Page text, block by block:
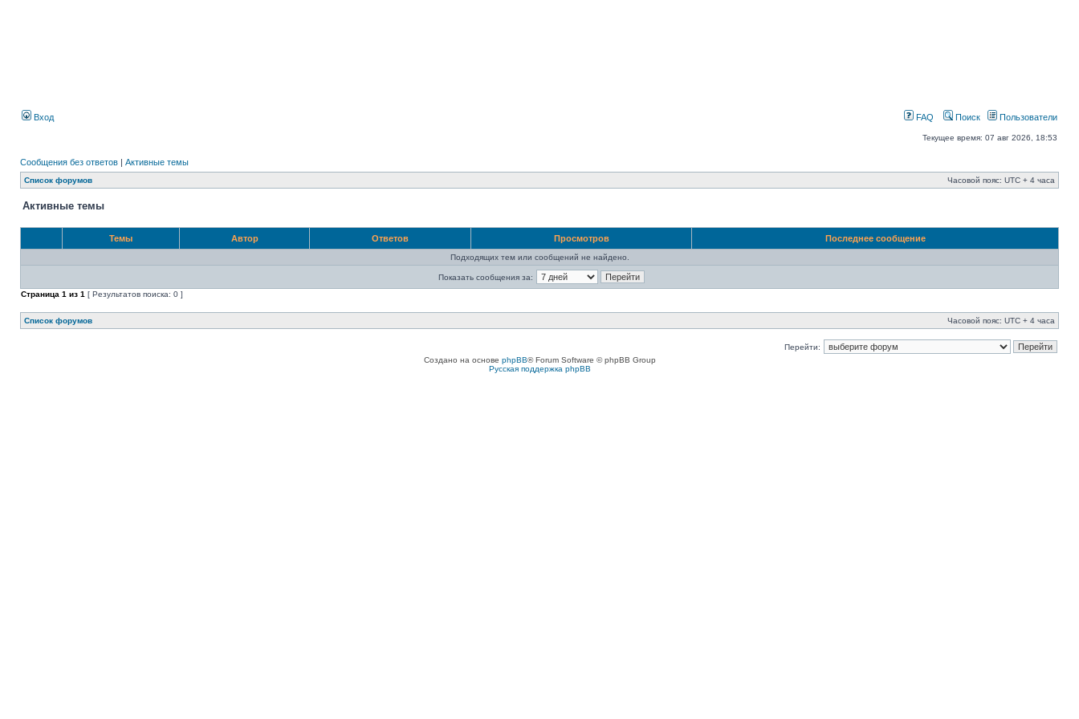
Вход FAQ Поиск Пользователи
Текущее время: 07 авг 2026, 18:53
Сообщения без ответов | Активные темы
Список форумов Часовой пояс: UTC + 4 часа
Активные темы
Темы Автор Ответов Просмотров Последнее сообщение
Подходящих тем или сообщений не найдено.
Показать сообщения за:
Страница 1 из 1 [ Результатов поиска: 0 ]
Список форумов Часовой пояс: UTC + 4 часа
Перейти:
Создано на основе phpBB® Forum Software © phpBB Group
Русская поддержка phpBB